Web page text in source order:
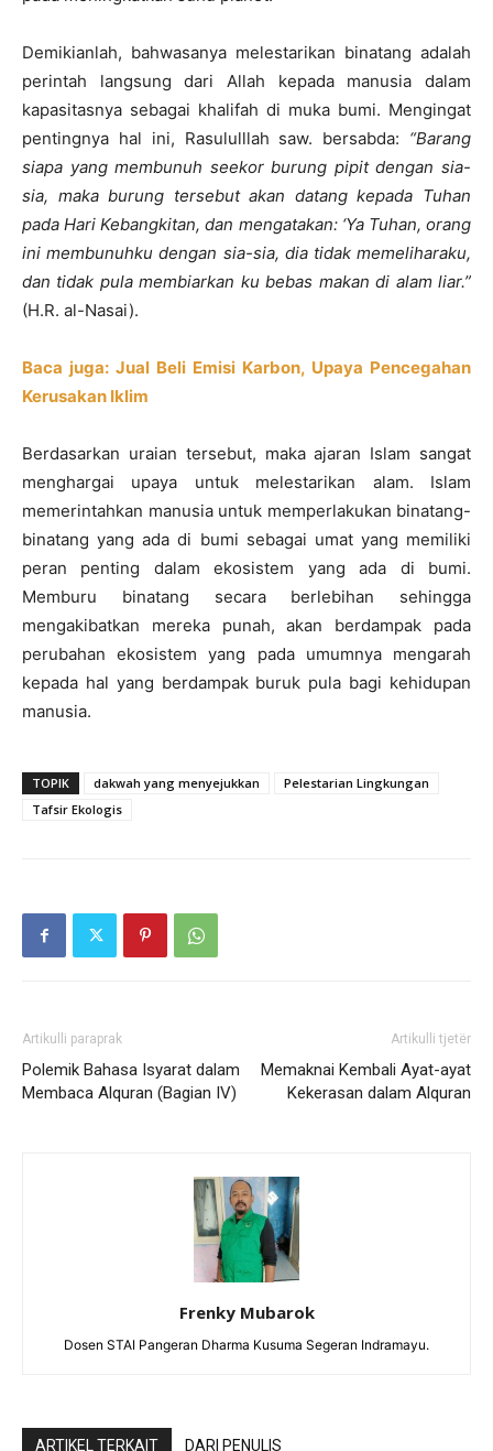
Demikianlah, bahwasanya melestarikan binatang adalah
perintah langsung dari Allah kepada manusia dalam
kapasitasnya sebagai khalifah di muka bumi. Mengingat
pentingnya hal ini, Rasululllah saw. bersabda: “Barang
siapa yang membunuh seekor burung pipit dengan sia-
sia, maka burung tersebut akan datang kepada Tuhan
pada Hari Kebangkitan, dan mengatakan: ‘Ya Tuhan, orang
ini membunuhku dengan sia-sia, dia tidak memeliharaku,
dan tidak pula membiarkan ku bebas makan di alam liar.”
(H.R. al-Nasai).
Baca juga: Jual Beli Emisi Karbon, Upaya Pencegahan
Kerusakan Iklim
Berdasarkan uraian tersebut, maka ajaran Islam sangat
menghargai upaya untuk melestarikan alam. Islam
memerintahkan manusia untuk memperlakukan binatang-
binatang yang ada di bumi sebagai umat yang memiliki
peran penting dalam ekosistem yang ada di bumi.
Memburu binatang secara berlebihan sehingga
mengakibatkan mereka punah, akan berdampak pada
perubahan ekosistem yang pada umumnya mengarah
kepada hal yang berdampak buruk pula bagi kehidupan
manusia.
TOPIK dakwah yang menyejukkan
Pelestarian Lingkungan
Tafsir Ekologis
Artikulli paraprak
Polemik Bahasa Isyarat dalam
Membaca Alquran (Bagian IV)
Artikulli tjetër
Memaknai Kembali Ayat-ayat
Kekerasan dalam Alquran
Frenky Mubarok
Dosen STAI Pangeran Dharma Kusuma Segeran Indramayu.
ARTIKEL TERKAIT DARI PENULIS